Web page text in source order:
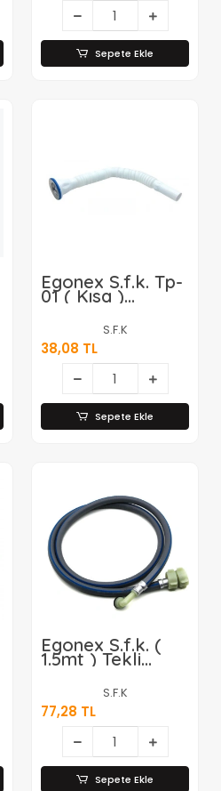
Sepete Ekle
Egonex S.f.k. Tp-
01 ( Kısa )
Sifon*125
S.F.K
38,08 TL
Sepete Ekle
Egonex S.f.k. (
1.5mt ) Tekli
Çamaşır Makine
Hortumu*100
S.F.K
77,28 TL
Sepete Ekle